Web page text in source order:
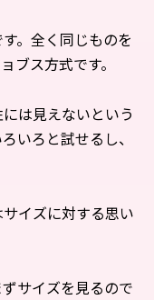
。全く同じものを
ブス方式です。
は見えないという
いろと試せるし、
イズに対する思い
サイズを見るので